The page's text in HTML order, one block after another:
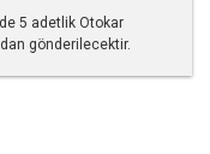
5 adetlik Otokar
gönderilecektir.